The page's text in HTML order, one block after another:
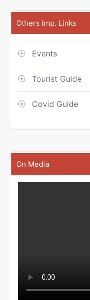
Others Imp. Links
Events
Tourist Guide
Covid Guide
On Media